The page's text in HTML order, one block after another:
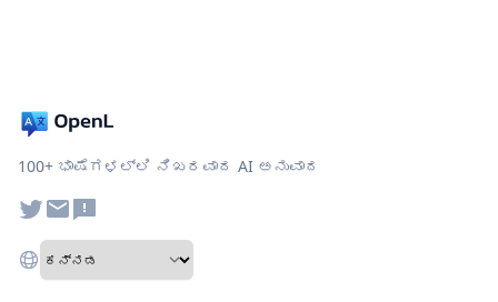
100+ ಭಾಷೆಗಳಲ್ಲಿ ನಿಖರವಾದ AI ಅನುವಾದ